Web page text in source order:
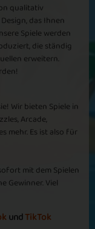
qualitativ
das Ihnen
Spiele werden
die ständig
erweitern.
Wir bieten Spiele in
Arcade,
mehr. Es ist also für
mit dem Spielen
Gewinner. Viel
undTikTok